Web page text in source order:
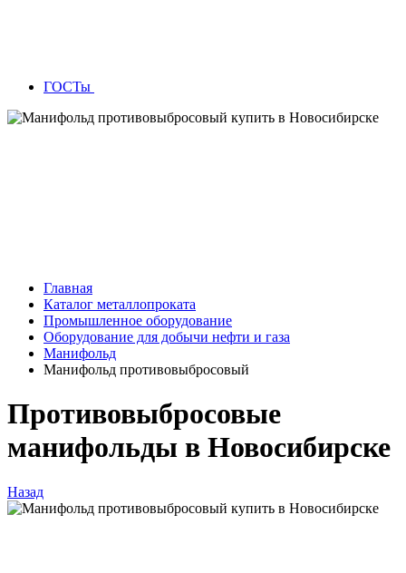
ГОСТы
Главная
Каталог металлопроката
Промышленное оборудование
Оборудование для добычи нефти и газа
Манифольд
Манифольд противовыбросовый
Противовыбросовые
манифольды в Новосибирске
Назад